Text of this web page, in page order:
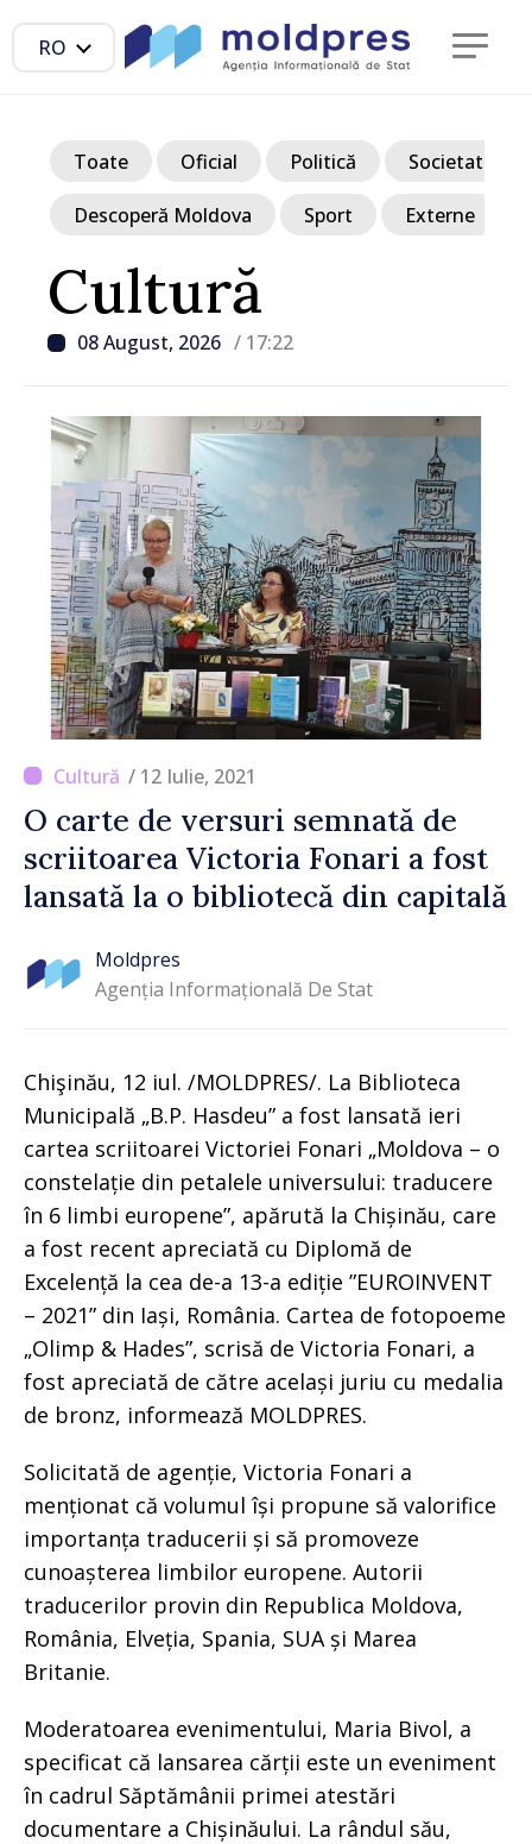
RO
Cultură
08 August, 2026 / 17:22
Toate Oficial Politică Societate
Descoperă Moldova Sport Externe
/ 12 Iulie, 2021
O carte de versuri semnată de
scriitoarea Victoria Fonari a fost
lansată la o bibliotecă din capitală
Moldpres
Agenția Informațională De Stat
Chişinău, 12 iul. /MOLDPRES/. La Biblioteca
Municipală „B.P. Hasdeu” a fost lansată ieri
cartea scriitoarei Victoriei Fonari „Moldova – o
constelație din petalele universului: traducere
în 6 limbi europene”, apărută la Chișinău, care
a fost recent apreciată cu Diplomă de
Excelență la cea de-a 13-a ediție ”EUROINVENT
– 2021” din Iași, România. Cartea de fotopoeme
„Olimp & Hades”, scrisă de Victoria Fonari, a
fost apreciată de către același juriu cu medalia
de bronz, informează MOLDPRES.
Solicitată de agenție, Victoria Fonari a
menționat că volumul își propune să valorifice
importanța traducerii și să promoveze
cunoașterea limbilor europene. Autorii
traducerilor provin din Republica Moldova,
România, Elveția, Spania, SUA și Marea
Britanie.
Moderatoarea evenimentului, Maria Bivol, a
specificat că lansarea cărții este un eveniment
în cadrul Săptămânii primei atestări
documentare a Chișinăului. La rândul său,